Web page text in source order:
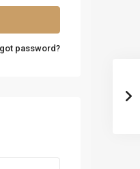
password?